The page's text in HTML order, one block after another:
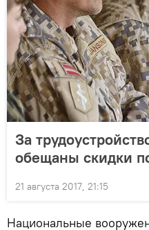
За
обещаны скидки
21 августа 2017, 21:15
Национальные